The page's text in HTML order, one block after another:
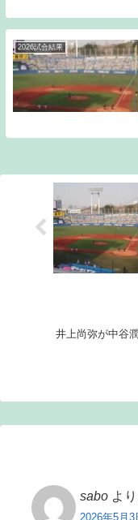
2026試合結果
井上尚弥が中谷
sabo よ
2026年5月